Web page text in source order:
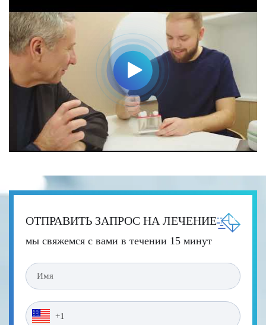
ОТПРАВИТЬ ЗАПРОС НА ЛЕЧЕНИЕ
мы свяжемся с вами в течении 15 минут